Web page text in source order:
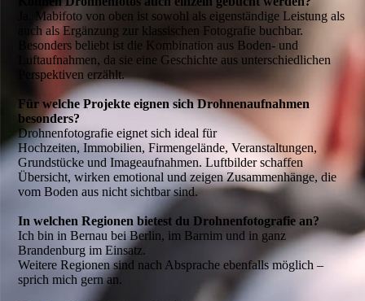
Ja. Mabifoto von oben ist sowohl als eigenständige Leistung als
auch als Ergänzung zur klassischen Fotografie buchbar.
Besonders beliebt ist die Kombination aus Boden- und
Luftaufnahmen, da sie eine Geschichte aus unterschiedlichen
Perspektiven erzählt.
Für welche Projekte eignen sich Drohnenaufnahmen
besonders?
Drohnenfotografie eignet sich ideal für
Hochzeiten, Immobilien, Firmengelände, Veranstaltungen,
Grundstücke und Imageaufnahmen. Luftbilder schaffen
Übersicht, wirken emotional und zeigen Zusammenhänge, die
vom Boden aus nicht sichtbar sind.
In welchen Regionen bietest du Drohnenfotografie an?
Ich bin in Bernau bei Berlin, im Barnim und in ganz
Brandenburg im Einsatz.
Weitere Regionen sind nach Absprache ebenfalls möglich –
sprich mich gern an.